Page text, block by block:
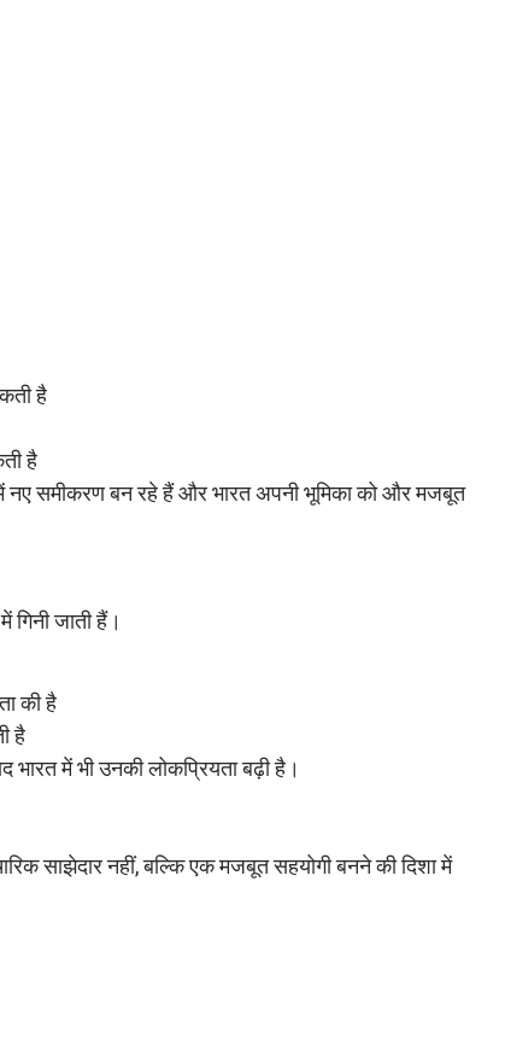
है
है
नए समीकरण बन रहे हैं और भारत अपनी भूमिका को और मजबूत
जाती हैं।
की है
है
में भी उनकी लोकप्रियता बढ़ी है।
साझेदार नहीं, बल्कि एक मजबूत सहयोगी बनने की दिशा में